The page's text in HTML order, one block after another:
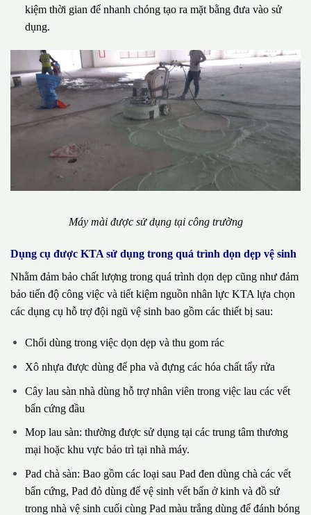
kiệm thời gian để nhanh chóng tạo ra mặt bằng đưa vào sử
dụng.
Máy mài được sử dụng tại công trường
Dụng cụ được KTA sử dụng trong quá trình dọn dẹp vệ sinh
Nhằm đảm bảo chất lượng trong quá trình dọn dẹp cũng như đảm
bảo tiến độ công việc và tiết kiệm nguồn nhân lực KTA lựa chọn
các dụng cụ hỗ trợ đội ngũ vệ sinh bao gồm các thiết bị sau:
Chổi dùng trong việc dọn dẹp và thu gom rác
Xô nhựa được dùng để pha và đựng các hóa chất tẩy rửa
Cây lau sàn nhà dùng hỗ trợ nhân viên trong việc lau các vết
bẩn cứng đầu
Mop lau sàn: thường được sử dụng tại các trung tâm thương
mại hoặc khu vực bảo trì tại nhà máy.
Pad chà sàn: Bao gồm các loại sau Pad đen dùng chà các vết
bẩn cứng, Pad đỏ dùng để vệ sinh vết bẩn ở kinh và đồ sứ
trong nhà vệ sinh cuối cùng Pad màu trắng dùng để đánh bóng